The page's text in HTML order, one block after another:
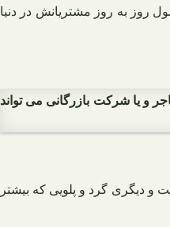
متاسفانه با بی تدبیری کامل، این محصول روز به روز مشتریانش در دنیا
و یا شرکت بازرگانی می تواند
دیگری گرد و پلویی که بیشتر